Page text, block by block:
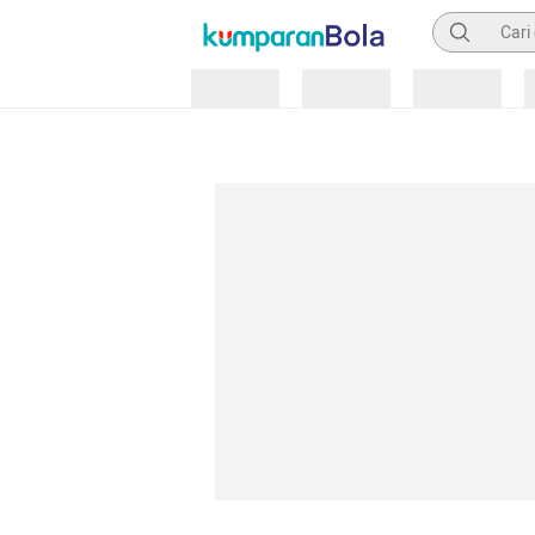
Pencarian